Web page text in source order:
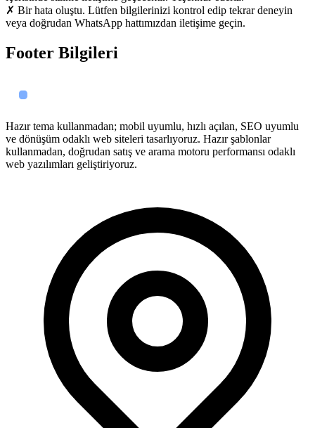
✗ Bir hata oluştu. Lütfen bilgilerinizi kontrol edip tekrar deneyin
veya doğrudan WhatsApp hattımızdan iletişime geçin.
Footer Bilgileri
Hazır tema kullanmadan; mobil uyumlu, hızlı açılan, SEO uyumlu
ve dönüşüm odaklı web siteleri tasarlıyoruz. Hazır şablonlar
kullanmadan, doğrudan satış ve arama motoru performansı odaklı
web yazılımları geliştiriyoruz.